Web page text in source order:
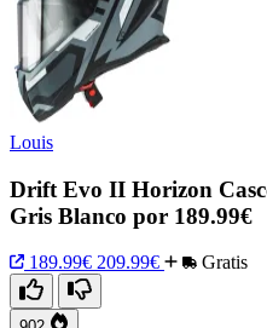
Louis
Drift Evo II Horizon
Gris Blanco por 189.99€
189.99€ 209.99€ Gratis